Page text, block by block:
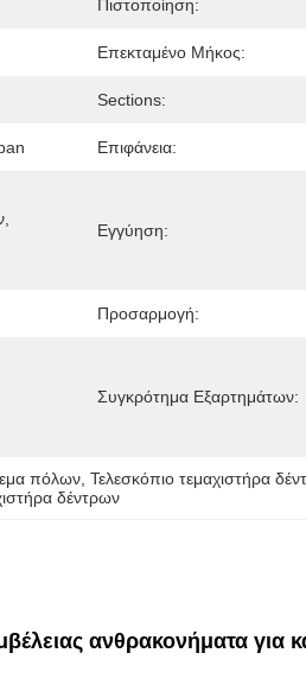
Πιστοποίηση:
Επεκταμένο Μήκος:
Sections:
Επιφάνεια:
Εγγύηση:
Προσαρμογή:
Συγκρότημα Εξαρτημάτων:
πόλων , Τελεσκόπιο τεμαχιστήρα
δέντρων
ανθρακονήματα